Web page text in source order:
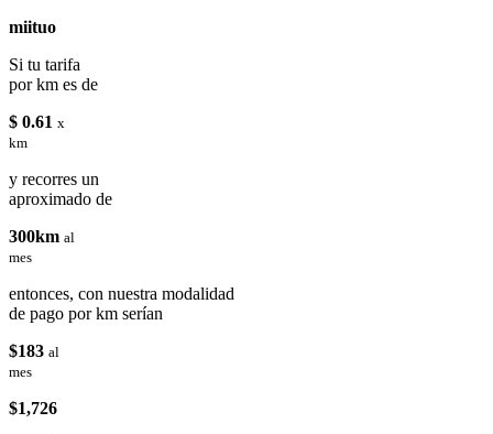
miituo
Si tu tarifa
por km es de
$ 0.61 x
km
y recorres un
aproximado de
300km al
mes
entonces, con nuestra modalidad
de pago por km serían
$183 al
mes
$1,726